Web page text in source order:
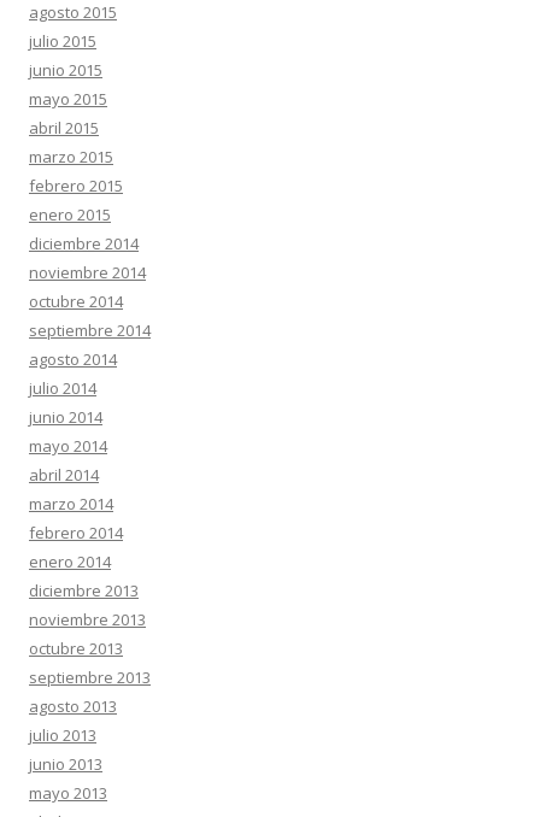
agosto 2015
julio 2015
junio 2015
mayo 2015
abril 2015
marzo 2015
febrero 2015
enero 2015
diciembre 2014
noviembre 2014
octubre 2014
septiembre 2014
agosto 2014
julio 2014
junio 2014
mayo 2014
abril 2014
marzo 2014
febrero 2014
enero 2014
diciembre 2013
noviembre 2013
octubre 2013
septiembre 2013
agosto 2013
julio 2013
junio 2013
mayo 2013